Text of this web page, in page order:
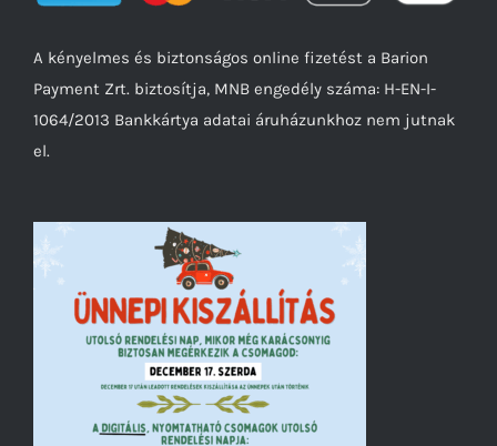
A kényelmes és biztonságos online fizetést a Barion
Payment Zrt. biztosítja, MNB engedély száma: H-EN-I-
1064/2013 Bankkártya adatai áruházunkhoz nem jutnak
el.